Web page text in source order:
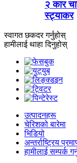
२ कार
स्ट्याकर
स्वागत छकदर गर्नुहोस्
हामीलाई थाहा दिनुहोस्
उत्पादनहरू
चेरिशको बारेमा
भिडियो
अन्तर्राष्ट्रिय
हामीलाई सम्पर्क